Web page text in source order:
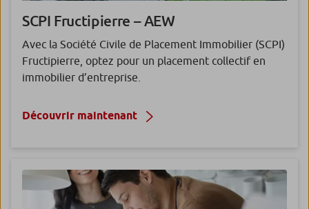
SCPI Fructipierre – AEW
Avec la Société Civile de Placement Immobilier (SCPI)
Fructipierre, optez pour un placement collectif en
immobilier d’entreprise.
Découvrir maintenant